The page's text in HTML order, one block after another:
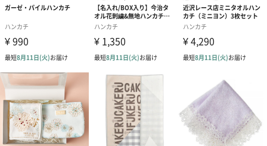
商品オプション情報
お届けボックスオプション
配送用のダンボールを装飾いたします。お相手のご住所に直接お
送りする際に人気のオプションです。お相手に直接手渡しする場
合は、紙袋との併用もおすすめです。